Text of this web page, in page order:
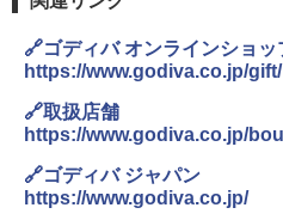
🔗ゴディバ オンラインショッ
https://www.godiva.co.jp/gift/
🔗取扱店舗
https://www.godiva.co.jp/
🔗ゴディバ ジャパン
https://www.godiva.co.jp/